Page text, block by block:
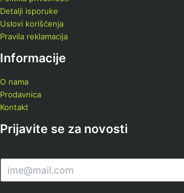
Detalji isporuke
Uslovi korišćenja
Pravila reklamacija
Informacije
O nama
Prodavnica
Kontakt
Prijavite se za novosti
m